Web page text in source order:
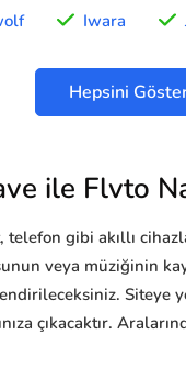
Iwara
Hepsini
ile Flvto
telefon gibi akıllı
veya müziğinin
çıkacaktır.